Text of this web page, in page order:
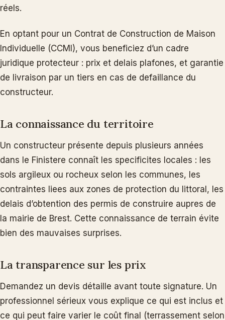
réels.
En optant pour un Contrat de Construction de Maison
Individuelle (CCMI), vous beneficiez d’un cadre
juridique protecteur : prix et delais plafones, et garantie
de livraison par un tiers en cas de defaillance du
constructeur.
La connaissance du territoire
Un constructeur présente depuis plusieurs années
dans le Finistere connaît les specificites locales : les
sols argileux ou rocheux selon les communes, les
contraintes liees aux zones de protection du littoral, les
delais d’obtention des permis de construire aupres de
la mairie de Brest. Cette connaissance de terrain évite
bien des mauvaises surprises.
La transparence sur les prix
Demandez un devis détaille avant toute signature. Un
professionnel sérieux vous explique ce qui est inclus et
ce qui peut faire varier le coût final (terrassement selon